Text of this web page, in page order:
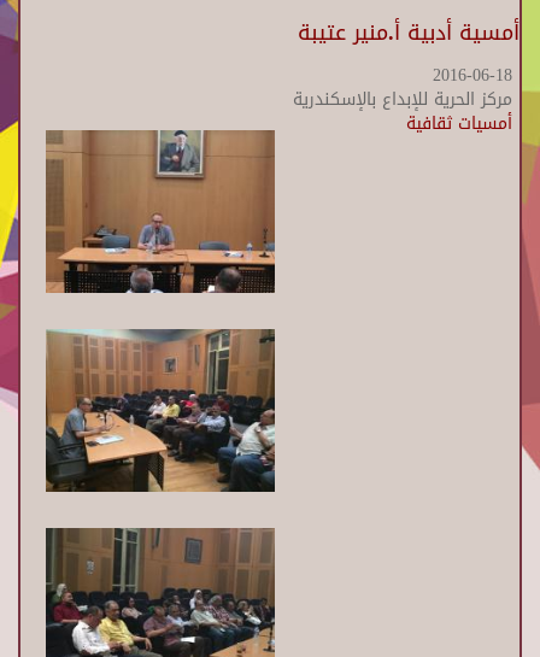
أمسية أدبية أ.منير عتيبة
2016-06-18
مركز الحرية للإبداع بالإسكندرية
أمسيات ثقافية